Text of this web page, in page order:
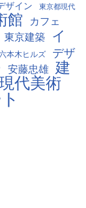
ザイン
東京都現代
館 カフェ
東京建築
イ
本木ヒルズ
デザ
安藤忠雄
建
代美術